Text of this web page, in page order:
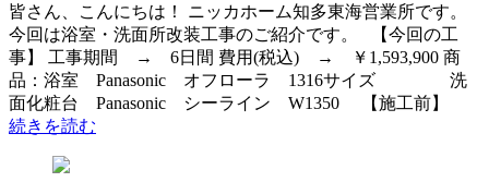
皆さん、こんにちは！ ニッカホーム知多東海営業所です。
今回は浴室・洗面所改装工事のご紹介です。 【今回の工
事】 工事期間 → 6日間 費用(税込) → ￥1,593,900 商
品：浴室 Panasonic オフローラ 1316サイズ 洗
面化粧台 Panasonic シーライン W1350 【施工前】
続きを読む